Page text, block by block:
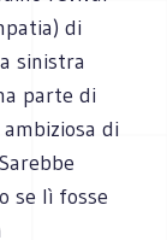
di
sinistra
parte di
di
se lì fosse